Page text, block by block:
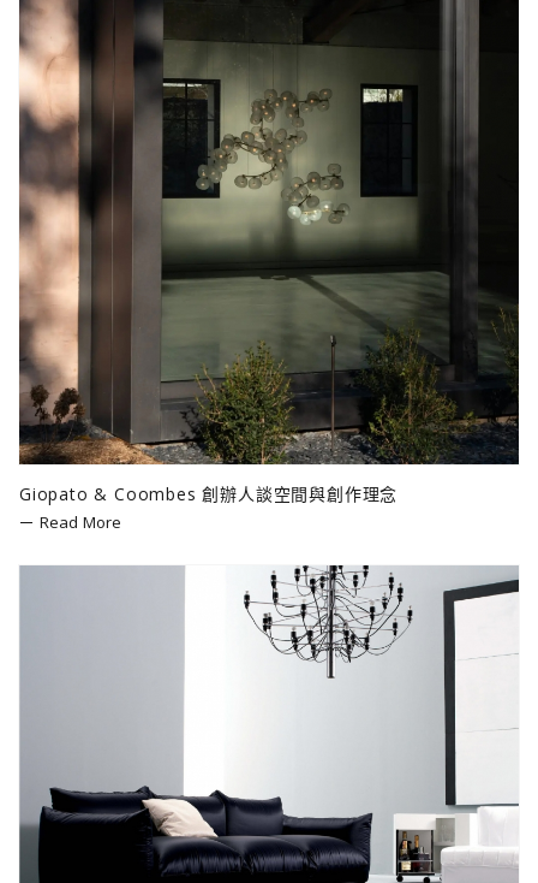
Giopato & Coombes 創辦人談空間與創作理念
Read More